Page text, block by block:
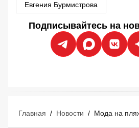
Евгения Бурмистрова
Подписывайтесь на
Главная / Новости /